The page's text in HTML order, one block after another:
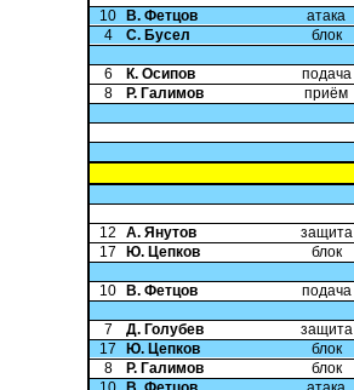
10 В. Фетцов
атака
4
С. Бусел блок
6 К. Осипов
подача
8
Р. Галимов приём
12 А. Янутов
защита
17
Ю. Цепков блок
10 В. Фетцов подача
7 Д. Голубев
защита
17
Ю. Цепков
блок
8
Р. Галимов
блок